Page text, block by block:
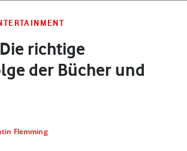
richtige
der Bücher und
Flemming